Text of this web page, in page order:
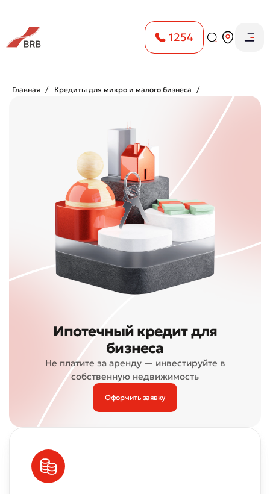
1254
Главная
Кредиты для микро и малого бизнеса
Ипотечный кредит для
бизнеса
Не платите за аренду — инвестируйте в
собственную недвижимость
Оформить заявку